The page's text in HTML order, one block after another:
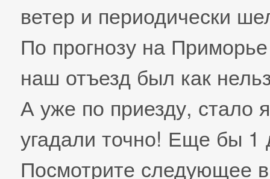
ветер и периодически
По прогнозу на
наш отъезд был как
А уже по приезду, стало
угадали точно! Еще бы
Посмотрите следующее